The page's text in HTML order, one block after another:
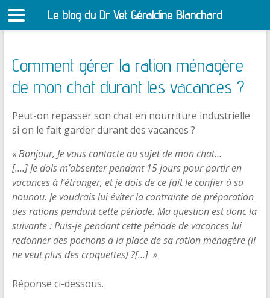
Comment gérer la ration ménagère
de mon chat durant les vacances ?
Peut-on repasser son chat en nourriture industrielle
si on le fait garder durant des vacances ?
« Bonjour, Je vous contacte au sujet de mon chat…
[….] Je dois m’absenter pendant 15 jours pour partir en
vacances à l’étranger, et je dois de ce fait le confier à sa
nounou. Je voudrais lui éviter la contrainte de préparation
des rations pendant cette période. Ma question est donc la
suivante : Puis-je pendant cette période de vacances lui
redonner des pochons à la place de sa ration ménagère (il
ne veut plus des croquettes) ?[…] »
Réponse ci-dessous.
Le blog du Dr Vet Géraldine Blanchard